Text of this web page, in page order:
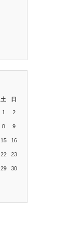
土 日
1 2
8 9
15 16
22 23
29 30